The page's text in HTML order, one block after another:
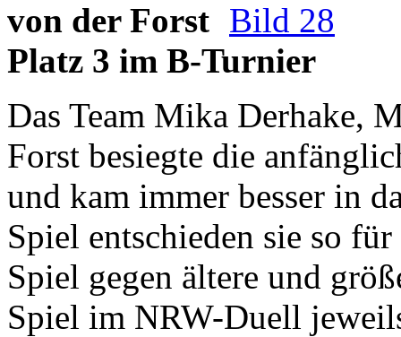
von der Forst Bild 28
Platz 3 im B-Turnier
Das Team Mika Derhake,
Forst besiegte die
und kam immer besser in
Spiel entschieden sie so
Spiel gegen ältere und
Spiel im NRW-Duell